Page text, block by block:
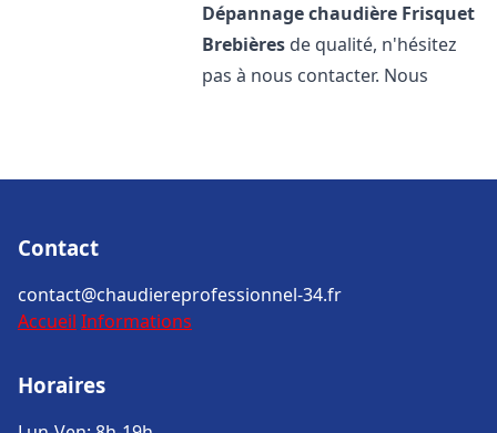
Dépannage chaudière Frisquet
Brebières de qualité, n'hésitez
pas à nous contacter. Nous
Contact
contact@chaudiereprofessionnel-34.fr
Accueil Informations
Horaires